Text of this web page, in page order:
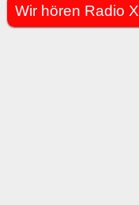
Wir hören Radio X